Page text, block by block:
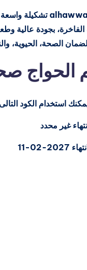
الفاخرة، بجودة
الصحة، الحيوية،
استخدام الكود
غير محدد
02-11